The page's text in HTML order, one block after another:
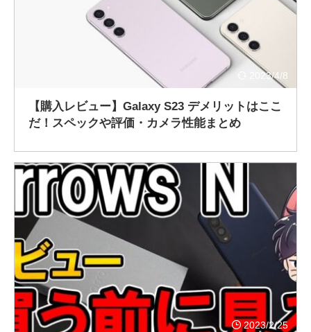
2023/4/8
【購入レビュー】Galaxy S23 デメリットはここ
だ！スペックや評価・カメラ性能まとめ
2023/2/25